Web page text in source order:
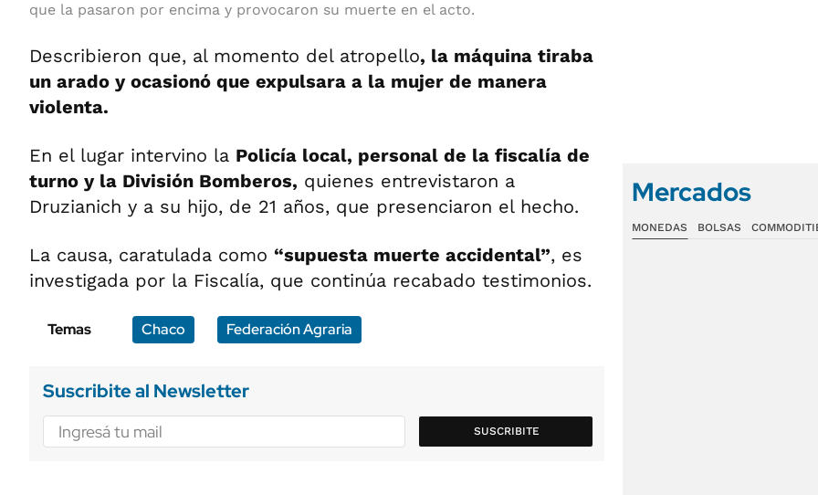
que la pasaron por encima y provocaron su muerte en el acto.
Describieron que, al momento del atropello, la máquina tiraba
un arado y ocasionó que expulsara a la mujer de manera
violenta.
En el lugar intervino la Policía local, personal de la fiscalía de
turno y la División Bomberos, quienes entrevistaron a
Druzianich y a su hijo, de 21 años, que presenciaron el hecho.
La causa, caratulada como “supuesta muerte accidental”, es
investigada por la Fiscalía, que continúa recabado testimonios.
Temas Chaco Federación Agraria
Suscribite al Newsletter
SUSCRIBITE
Mercados
MONEDAS BOLSAS